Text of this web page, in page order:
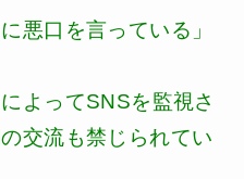
悪口を言っている」
よってSNSを監視さ
交流も禁じられてい